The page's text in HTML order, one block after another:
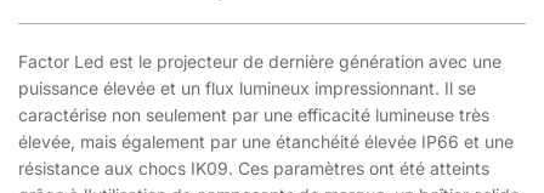
Factor Led est le projecteur de dernière génération avec une
puissance élevée et un flux lumineux impressionnant. Il se
caractérise non seulement par une efficacité lumineuse très
élevée, mais également par une étanchéité élevée IP66 et une
résistance aux chocs IK09. Ces paramètres ont été atteints